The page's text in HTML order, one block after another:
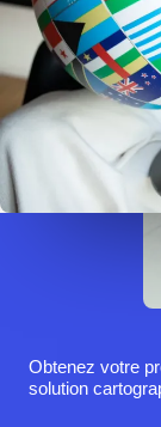
Obtenez votre
solution